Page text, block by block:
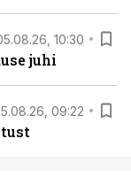
10:30
juhi
09:22